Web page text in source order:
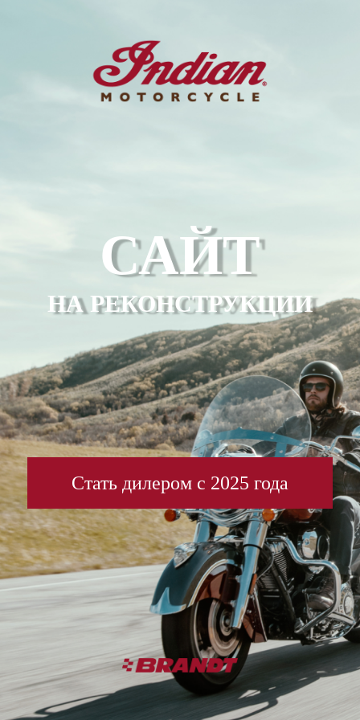
САЙТ
НА РЕКОНСТРУКЦИИ
Стать дилером с 2025 года